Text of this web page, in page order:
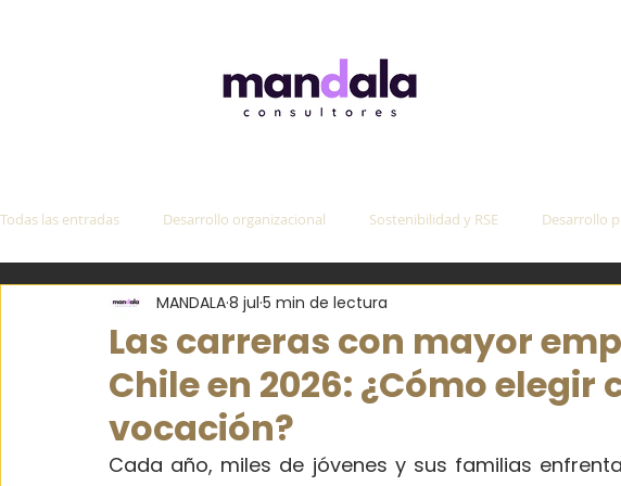
Todas las entradas Desarrollo organizacional Sostenibilidad y RSE Desarrollo
Coaching y Liderazgo Estudios y consultoría
Las carreras con mayor
Chile en 2026: ¿Cómo
vocación?
MANDALA8 jul 5 min de lectura
Cada año, miles de jóvenes y sus familias